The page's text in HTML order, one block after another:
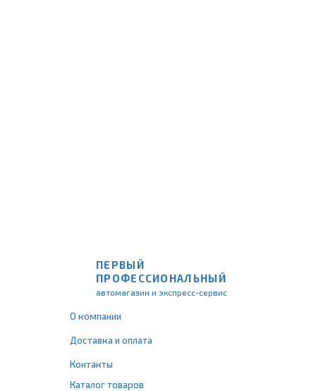
ПЕРВЫЙ
ПРОФЕССИОНАЛЬНЫЙ
автомагазин и экспресс-сервис
О компании
Доставка и оплата
Контакты
Каталог товаров